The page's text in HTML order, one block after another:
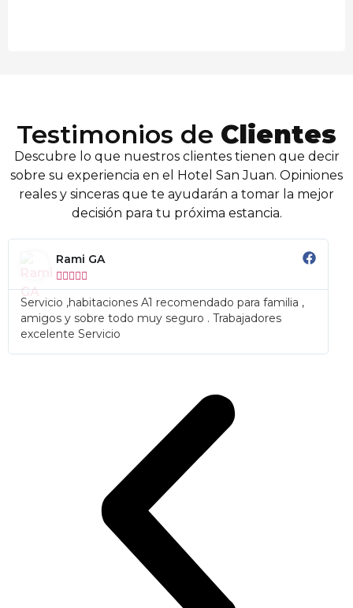
Testimonios de Clientes
Descubre lo que nuestros clientes tienen que decir
sobre su experiencia en el Hotel San Juan. Opiniones
reales y sinceras que te ayudarán a tomar la mejor
decisión para tu próxima estancia.
Rami GA

Servicio ,habitaciones A1 recomendado para familia ,
amigos y sobre todo muy seguro . Trabajadores
excelente Servicio